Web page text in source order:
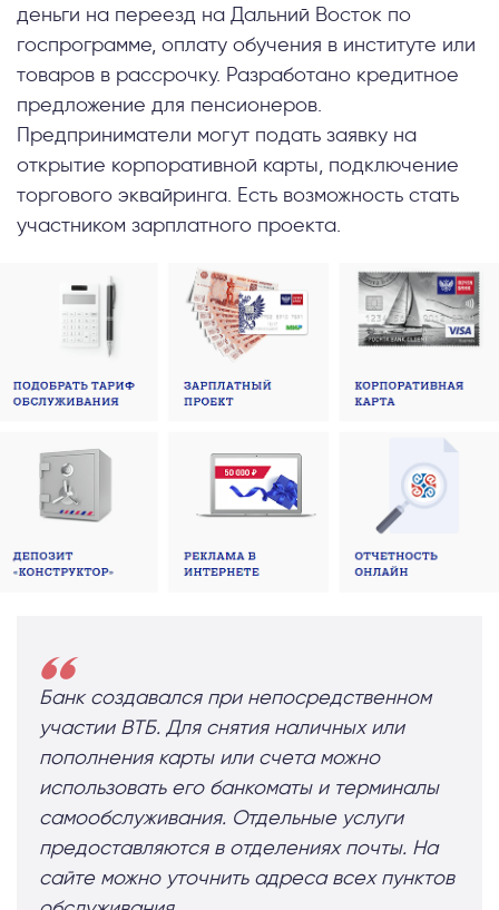
деньги на переезд на Дальний Восток по
госпрограмме, оплату обучения в институте или
товаров в рассрочку. Разработано кредитное
предложение для пенсионеров.
Предприниматели могут подать заявку на
открытие корпоративной карты, подключение
торгового эквайринга. Есть возможность стать
участником зарплатного проекта.
Банк создавался при непосредственном
участии ВТБ. Для снятия наличных или
пополнения карты или счета можно
использовать его банкоматы и терминалы
самообслуживания. Отдельные услуги
предоставляются в отделениях почты. На
сайте можно уточнить адреса всех пунктов